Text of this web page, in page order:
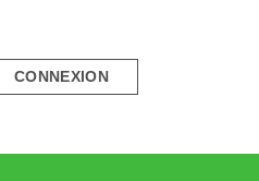
CONNEXION